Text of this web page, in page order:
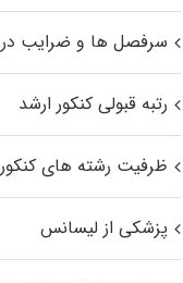
سرفصل ها و ضرایب
رتبه قبولی کنکور ارشد
ظرفیت رشته های
پزشکی از لیسانس